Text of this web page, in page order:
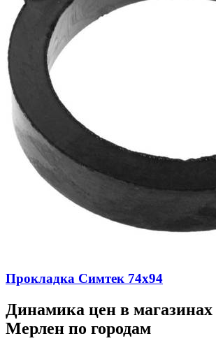
Прокладка Симтек 74х94
Динамика цен в
Мерлен по городам